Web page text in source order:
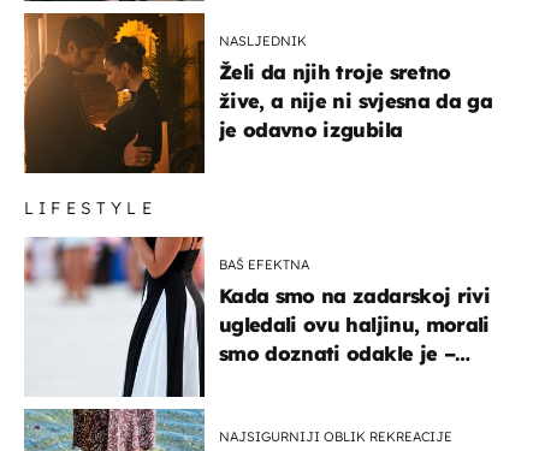
NASLJEDNIK
Želi da njih troje sretno
žive, a nije ni svjesna da ga
je odavno izgubila
LIFESTYLE
BAŠ EFEKTNA
Kada smo na zadarskoj rivi
ugledali ovu haljinu, morali
smo doznati odakle je –
NAJSIGURNIJI OBLIK REKREACIJE